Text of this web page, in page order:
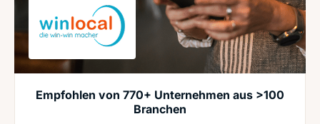
Empfohlen von 770+ Unternehmen aus >100
Branchen